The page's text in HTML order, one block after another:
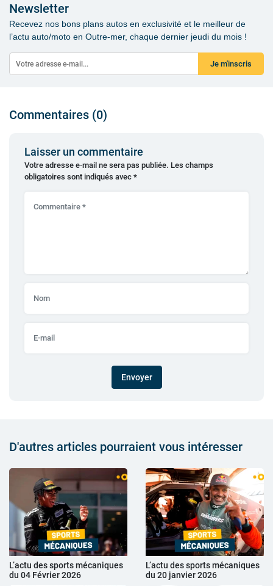
Newsletter
Recevez nos bons plans autos en exclusivité et le meilleur de
l’actu auto/moto en Outre-mer, chaque dernier jeudi du mois !
Je m'inscris
Commentaires (0)
Laisser un commentaire
Votre adresse e-mail ne sera pas publiée. Les champs
obligatoires sont indiqués avec *
Envoyer
D'autres articles pourraient vous intéresser
L’actu des sports mécaniques
du 04 Février 2026
L’actu des sports mécaniques
du 20 janvier 2026